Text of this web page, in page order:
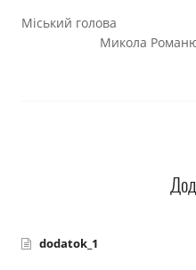
Міський
Микола
dodatok_1